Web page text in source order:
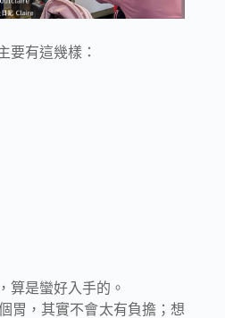
要有這幾樣：
算是蠻好入手的。
胃，其實不會太有負擔；想